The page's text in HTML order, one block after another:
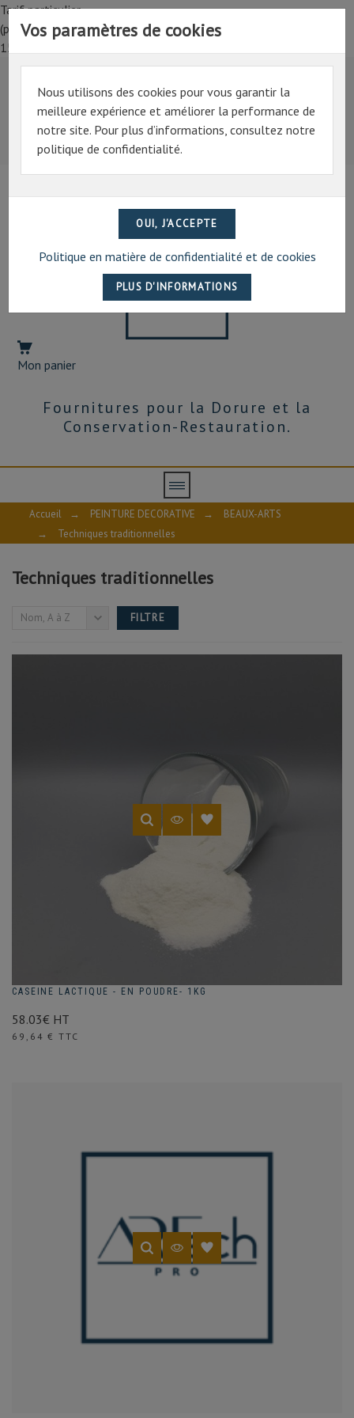
Tarif particulier,
(professionnel, connectez-vous pour bénéficier de la remise de
15%)
Tarif particulier,
(professionnel, connectez-vous pour bénéficier de la
remise de 15%)
07 69 94 13 47
Mon panier
Fournitures pour la Dorure et la
Conservation-Restauration.
Vos paramètres de cookies
Nous utilisons des cookies pour vous garantir la
meilleure expérience et améliorer la performance de
notre site. Pour plus d’informations, consultez notre
politique de confidentialité.
Politique en matière de confidentialité et de cookies
Accueil → PEINTURE DECORATIVE →
BEAUX-ARTS
→
Techniques traditionnelles
POIDS
TRADITIONNELLES
Résines
naturelles,
charges
utilisées
les
techniques
fabrication
vernis
Techniques traditionnelles
Nom, A à Z FILTRE
CASEINE LACTIQUE - EN POUDRE- 1KG
58.03€ HT
Prix
69,64 € TTC